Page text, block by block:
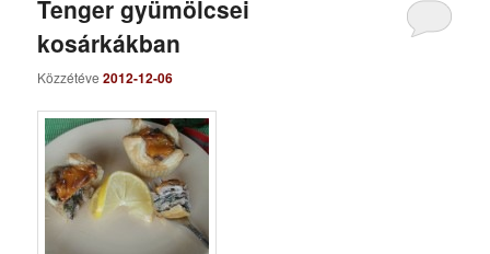
Tenger gyümölcsei
kosárkákban
Közzétéve2012-12-06